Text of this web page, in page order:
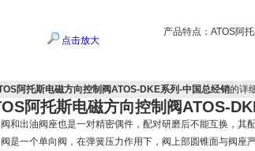
点击放大
产品特点： ATOS阿
阿托斯电磁方向控制阀ATOS-DKE系列-中国总经销的详
阿托斯电磁方向控制阀ATOS-
和出油阀座也是一对精密偶件，配对研磨后不能互换，其
是一个单向阀，在弹簧压力作用下，阀上部圆锥面与阀座